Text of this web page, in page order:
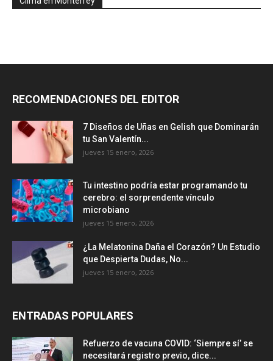
RECOMENDACIONES DEL EDITOR
7 Diseños de Uñas en Gelish que Dominarán
tu San Valentín...
jueves 15 enero, 2026
Tu intestino podría estar programando tu
cerebro: el sorprendente vínculo
microbiano
jueves 15 enero, 2026
¿La Melatonina Daña el Corazón? Un Estudio
que Despierta Dudas, No...
jueves 15 enero, 2026
ENTRADAS POPULARES
Refuerzo de vacuna COVID: ‘Siempre sí’ se
necesitará registro previo, dice...